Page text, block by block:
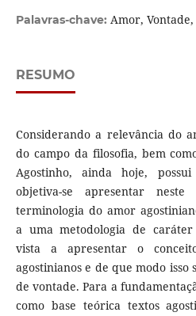
Palavras-chave: Amor, Vontade,
RESUMO
Considerando a relevância do
do campo da filosofia, bem
Agostinho, ainda hoje,
objetiva-se apresentar
terminologia do amor
a uma metodologia de caráter
vista a apresentar o
agostinianos e de que modo isso
de vontade. Para a
como base teórica textos